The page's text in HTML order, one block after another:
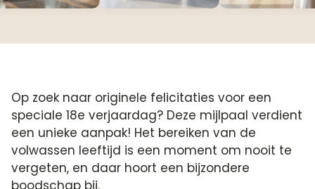
Op zoek naar originele felicitaties voor een
speciale 18e verjaardag? Deze mijlpaal verdient
een unieke aanpak! Het bereiken van de
volwassen leeftijd is een moment om nooit te
vergeten, en daar hoort een bijzondere
boodschap bij.​